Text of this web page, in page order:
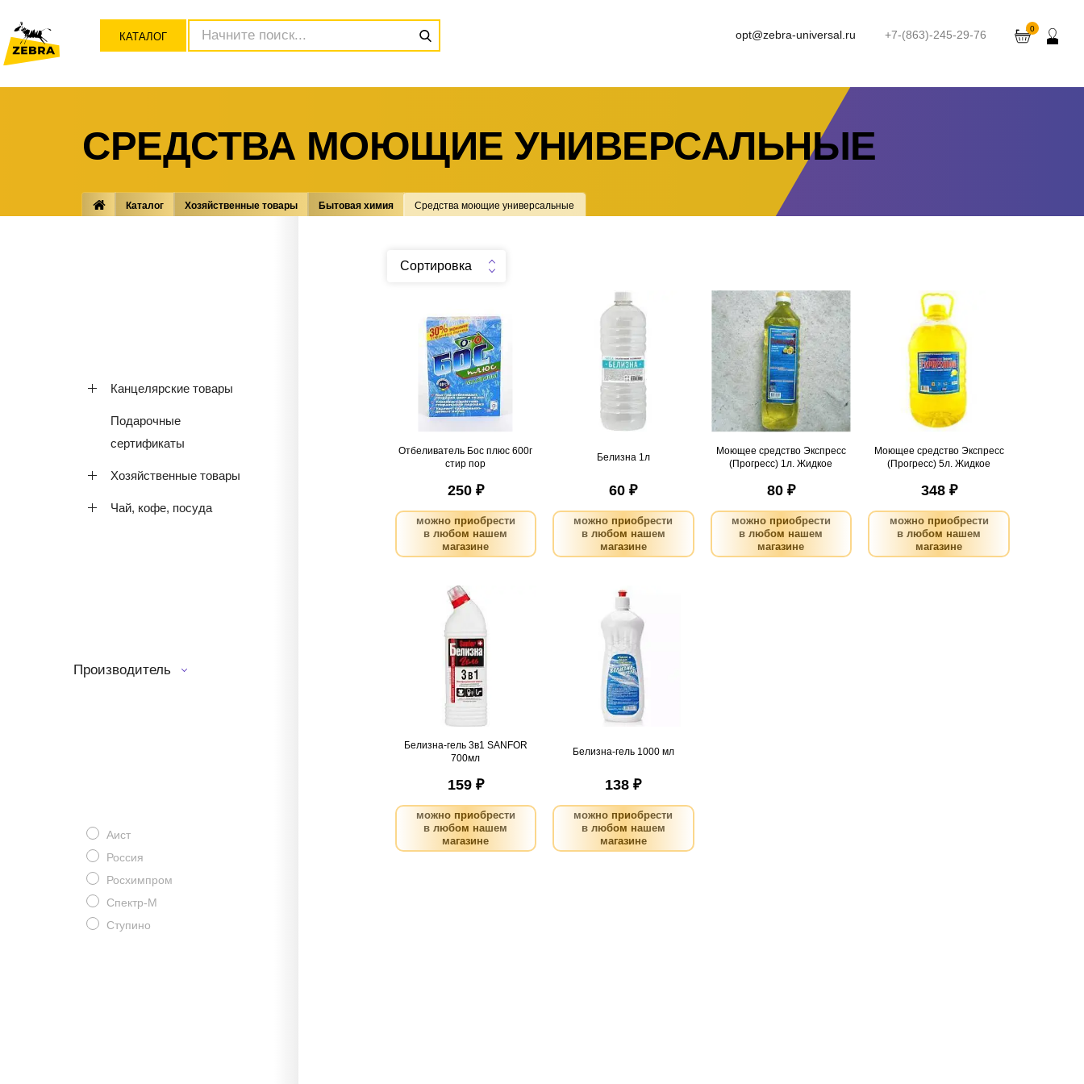
КАТАЛОГ opt@zebra-universal.ru +7-(863)-245-29-76 0
СРЕДСТВА МОЮЩИЕ УНИВЕРСАЛЬНЫЕ
Каталог Хозяйственные товары Бытовая химия Средства моющие универсальные
Канцелярские товары
Подарочные
сертификаты
Хозяйственные товары
Чай, кофе, посуда
Производитель
Аист
Россия
Росхимпром
Спектр-М
Ступино
Сортировка
Отбеливатель Бос плюс 600г
стир пор
600г стир пор
Можно заказать
13
шт
.
Нужно больше? Оставьте
email, сообщим вам о
поступлении товара.
250 ₽
можно приобрести
в любом нашем
магазине
Белизна 1л
Можно заказать
Нужно больше? Оставьте
email, сообщим вам о
поступлении товара.
60 ₽
можно приобрести
в любом нашем
магазине
Моющее средство Экспресс
(Прогресс) 1л. Жидкое
Моющее средство Экспресс
(Прогресс) 1л. Жидкое
Можно заказать
14
шт
Нужно больше? Оставьте
email, сообщим вам о
поступлении товара.
@
80 ₽
можно приобрести
в любом нашем
магазине
Моющее средство Экспресс
(Прогресс) 5л. Жидкое
Моющее средство Экспресс
(Прогресс) 5л. Жидкое
Можно заказать
шт
Нужно больше? Оставьте
email, сообщим вам о
поступлении товара.
348 ₽
можно приобрести
в любом нашем
магазине
Белизна-гель 3в1 SANFOR
700мл
Белизна-гель 3в1 SANFOR
Можно заказать
19
шт
Нужно больше? Оставьте
email, сообщим вам о
поступлении товара.
159 ₽
можно приобрести
в любом нашем
магазине
Белизна-гель 1000 мл
Белизна-гель 1000 мл
Можно заказать
шт
Нужно больше? Оставьте
email, сообщим вам о
поступлении товара.
138 ₽
можно приобрести
в любом нашем
магазине